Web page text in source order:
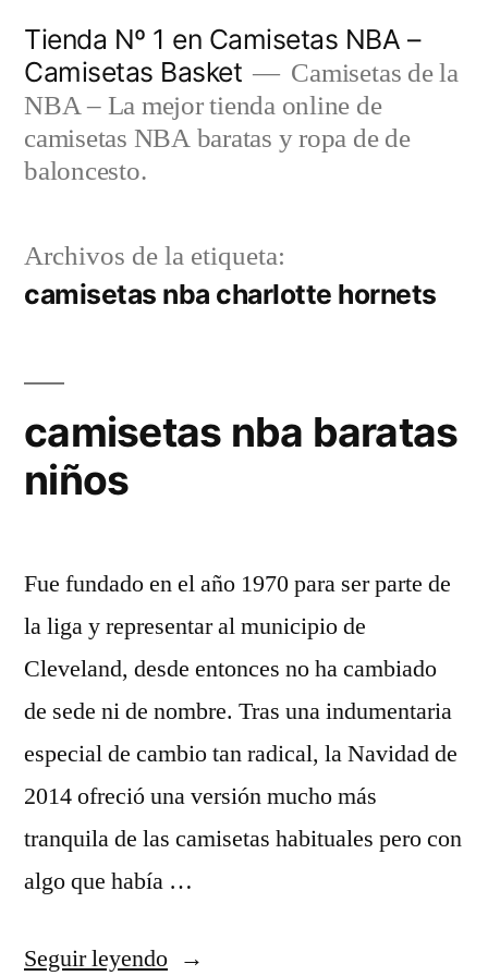
contenido
Tienda Nº 1 en Camisetas NBA –
Camisetas Basket
Camisetas de la
NBA – La mejor tienda online de
camisetas NBA baratas y ropa de de
baloncesto.
Archivos de la etiqueta:
camisetas nba charlotte hornets
camisetas nba baratas
niños
Fue fundado en el año 1970 para ser parte de
la liga y representar al municipio de
Cleveland, desde entonces no ha cambiado
de sede ni de nombre. Tras una indumentaria
especial de cambio tan radical, la Navidad de
2014 ofreció una versión mucho más
tranquila de las camisetas habituales pero con
algo que había …
Seguir leyendo«camisetas